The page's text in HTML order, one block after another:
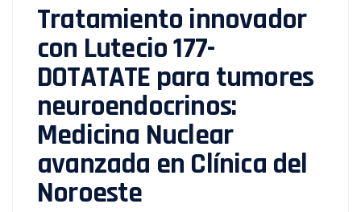
Tratamiento innovador
con Lutecio 177-
DOTATATE para tumores
neuroendocrinos:
Medicina Nuclear
avanzada en Clínica del
Noroeste